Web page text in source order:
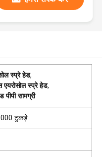
स्प्रे हेड,
एयरोसोल स्प्रे हेड,
पीपी सामग्री
टुकड़े